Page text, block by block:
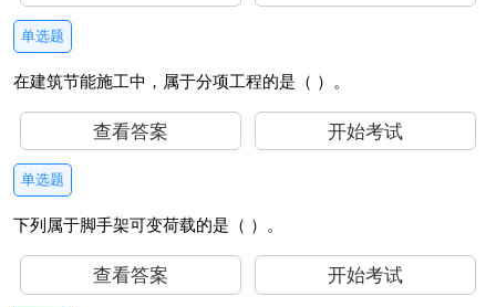
单选题
在建筑节能施工中，属于分项工程的是（ ）。
查看答案 开始考试
单选题
下列属于脚手架可变荷载的是（ ）。
查看答案 开始考试